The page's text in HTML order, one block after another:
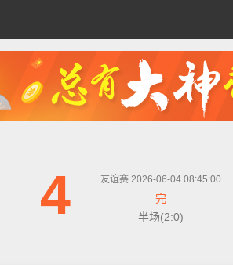
4 友谊赛 2026-06-04 08:45:00
完
半场(2:0)